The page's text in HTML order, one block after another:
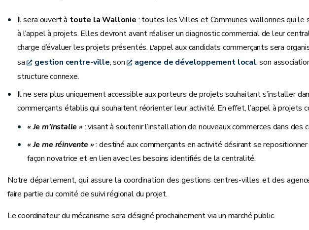
Il sera ouvert à toute la Wallonie : toutes les Villes et Communes wallonnes qui
à l’appel à projets. Elles devront avant réaliser un diagnostic commercial de leur
charge d’évaluer les projets présentés. L'appel aux candidats commerçants sera
sa
gestion centre-ville, son agence de développement local, son
structure connexe.
Il ne sera plus uniquement accessible aux porteurs de projets souhaitant s’installer
commerçants établis qui souhaitent réorienter leur activité. En effet, l’appel à projets
« Je m’installe » : visant à soutenir l’installation de nouveaux commerces dans des
« Je me réinvente »: destiné aux commerçants en activité désirant se
façon novatrice et en lien avec les besoins identifiés de la centralité.
Notre département, qui assure la coordination des gestions centres-villes et des
faire partie du comité de suivi régional du projet.
Le coordinateur du mécanisme sera désigné prochainement via un marché public.